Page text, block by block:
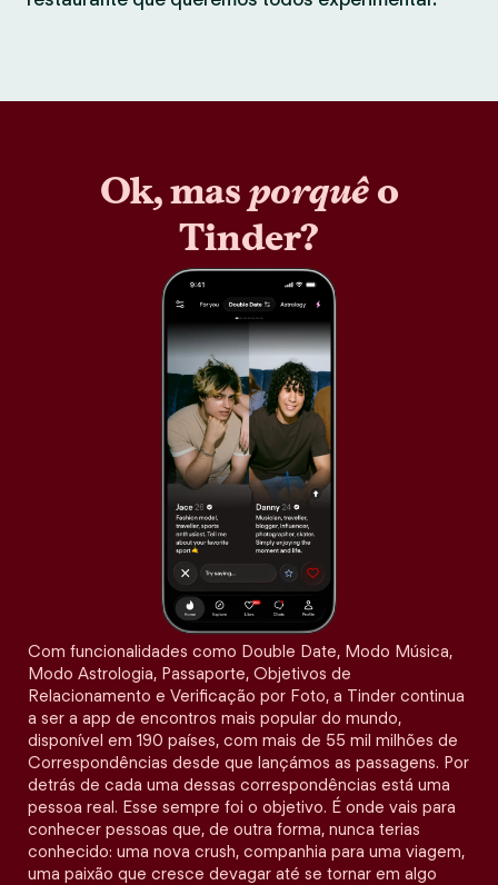
Ok, masporquêo
Tinder?
Com funcionalidades como Double Date, Modo Música,
Modo Astrologia, Passaporte, Objetivos de
Relacionamento e Verificação por Foto, a Tinder continua
a ser a app de encontros mais popular do mundo,
disponível em 190 países, com mais de 55 mil milhões de
Correspondências desde que lançámos as passagens. Por
detrás de cada uma dessas correspondências está uma
pessoa real. Esse sempre foi o objetivo. É onde vais para
conhecer pessoas que, de outra forma, nunca terias
conhecido: uma nova crush, companhia para uma viagem,
uma paixão que cresce devagar até se tornar em algo